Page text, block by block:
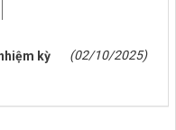
kỳ
(02/10/2025)